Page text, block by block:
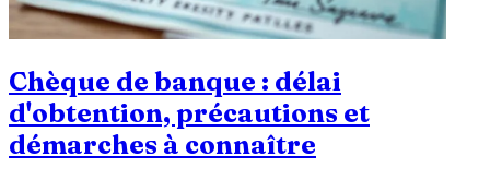
Chèque de banque : délai
d'obtention, précautions et
démarches à connaître